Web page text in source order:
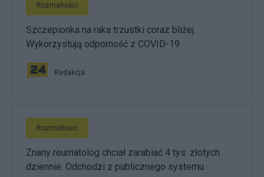
Rozmaitości
Szczepionka na raka trzustki coraz bliżej.
Wykorzystują odporność z COVID-19
Redakcja
Rozmaitości
Znany reumatolog chciał zarabiać 4 tys. złotych
dziennie. Odchodzi z publicznego systemu